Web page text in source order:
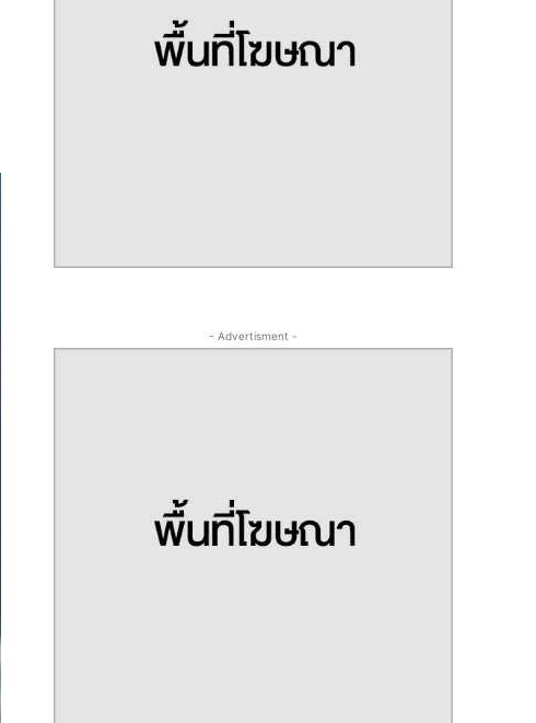
- Advertisment -